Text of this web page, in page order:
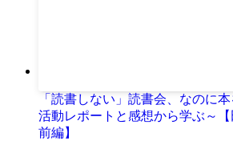
「読書しない」読書会、なのに
活動レポートと感想から学ぶ～
前編】